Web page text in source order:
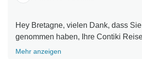
Hey Bretagne, vielen Dank, dass
genommen haben, Ihre Contiki
Wir freuen uns, Ihnen ein
Mehr anzeigen